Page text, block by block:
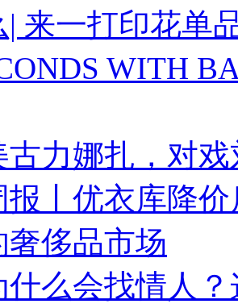
| 来一打印花单
WITH
古力娜扎，对
报丨优衣库降
奢侈品市场
什么会找情人